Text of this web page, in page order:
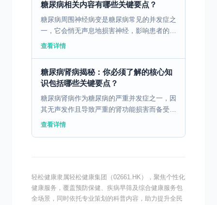
糖尿病相关内容有哪些关键要点？
糖尿病周围神经病变是糖尿病常见的并发症之
一，它会悄无声息地损害神经，影响患者的生
活质量。了解其预防和治疗方法，对糖尿病患
查看详情
糖尿病肾病揭秘：你必须了解的核心知
识包括哪些关键要点？
糖尿病肾病作为糖尿病的严重并发症之一，因
其无声发作且导致严重的肾功能损害而备受关
注。系统了解糖尿病肾病的病理变化、发病情
查看详情
轻松健康隶属轻松健康集团（02661.HK），聚焦个性化
健康服务，覆盖预防保健、疾病早筛及综合健康服务包
全场景，同时依托专业策划的科普内容，助力提升全民